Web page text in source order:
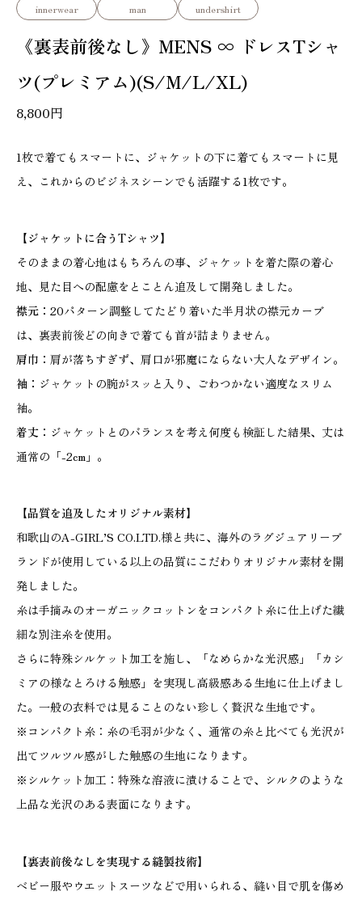
innerwear man undershirt
《裏表前後なし》MENS ∞ ドレスTシャ
ツ(プレミアム)(S/M/L/XL)
8,800円
1枚で着てもスマートに、ジャケットの下に着てもスマートに見
え、これからのビジネスシーンでも活躍する1枚です。
【ジャケットに合うTシャツ】
そのままの着心地はもちろんの事、ジャケットを着た際の着心
地、見た目への配慮をとことん追及して開発しました。
襟元： 20パターン調整してたどり着いた半月状の襟元カーブ
は、裏表前後どの向きで着ても首が詰まりません。
肩巾： 肩が落ちすぎず、肩口が邪魔にならない大人なデザイン。
袖： ジャケットの腕がスッと入り、ごわつかない適度なスリム
袖。
着丈： ジャケットとのバランスを考え何度も検証した結果、丈は
通常の「-2cm」。
【品質を追及したオリジナル素材】
和歌山のA-GIRL’S CO.LTD.様と共に、海外のラグジュアリーブ
ランドが使用している以上の品質にこだわりオリジナル素材を開
発しました。
糸は手摘みのオーガニックコットンをコンパクト糸に仕上げた繊
細な別注糸を使用。
さらに特殊シルケット加工を施し、「なめらかな光沢感」「カシ
ミアの様なとろける触感」を実現し高級感ある生地に仕上げまし
た。一般の衣料では見ることのない珍しく贅沢な生地です。
※コンパクト糸：糸の毛羽が少なく、通常の糸と比べても光沢が
出てツルツル感がした触感の生地になります。
※シルケット加工：特殊な溶液に漬けることで、シルクのような
上品な光沢のある表面になります。
【裏表前後なしを実現する縫製技術】
ベビー服やウエットスーツなどで用いられる、縫い目で肌を傷め